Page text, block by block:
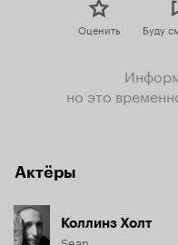
Оценить Буду
но это
Актёры
Коллинз Холт
Sean